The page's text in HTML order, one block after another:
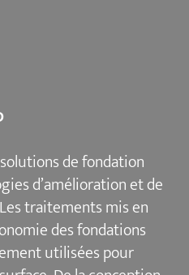
de fondation
d’amélioration et de
traitements mis en
des fondations
utilisées pour